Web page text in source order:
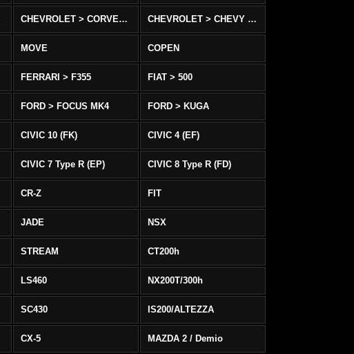
CHEVROLET > CORVETTE C5/C6 CHEVROLET > CHEVY SS
MOVE COPEN
FERRARI > F355 FIAT > 500
FORD > FOCUS MK4 FORD > KUGA
CIVIC 10 (FK) CIVIC 4 (EF)
CIVIC 7 Type R (EP) CIVIC 8 Type R (FD)
CR-Z FIT
JADE NSX
STREAM CT200h
LS460 NX200T/300h
SC430 IS200/ALTEZZA
CX-5 MAZDA 2 / Demio